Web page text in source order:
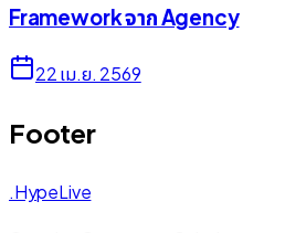
Framework จาก Agency
22 เม.ย. 2569
Footer
.HypeLive